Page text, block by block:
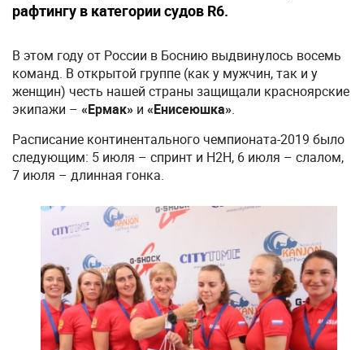
рафтингу в категории судов R6.
В этом году от России в Боснию выдвинулось восемь
команд. В открытой группе (как у мужчин, так и у
женщин) честь нашей страны защищали красноярские
экипажи – «Ермак» и «Енисеюшка».
Расписание континентального чемпионата-2019 было
следующим: 5 июля – спринт и Н2Н, 6 июля – слалом,
7 июля – длинная гонка.